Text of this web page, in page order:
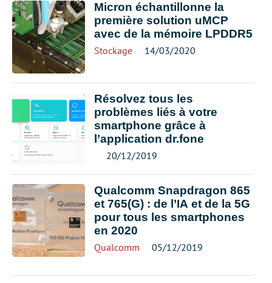
Micron échantillonne la
première solution uMCP
avec de la mémoire LPDDR5
Stockage 14/03/2020
Résolvez tous les
problèmes liés à votre
smartphone grâce à
l’application dr.fone
20/12/2019
Qualcomm Snapdragon 865
et 765(G) : de l’IA et de la 5G
pour tous les smartphones
en 2020
Qualcomm 05/12/2019